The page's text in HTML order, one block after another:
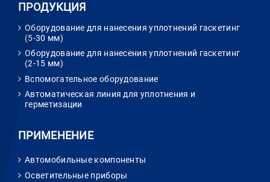
ПРОДУКЦИЯ
Оборудование для нанесения уплотнений гаскетинг
(5-30 мм)
Оборудование для нанесения уплотнений гаскетинг
(2-15 мм)
Вспомогательное оборудование
Автоматическая линия для уплотнения и
герметизации
ПРИМЕНЕНИЕ
Автомобильные компоненты
Осветительные приборы